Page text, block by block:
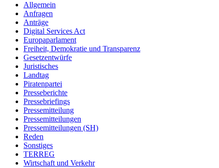
Allgemein
Anfragen
Anträge
Digital Services Act
Europaparlament
Freiheit, Demokratie und Transparenz
Gesetzentwürfe
Juristisches
Landtag
Piratenpartei
Presseberichte
Pressebriefings
Pressemitteilung
Pressemitteilungen
Pressemitteilungen (SH)
Reden
Sonstiges
TERREG
Wirtschaft und Verkehr